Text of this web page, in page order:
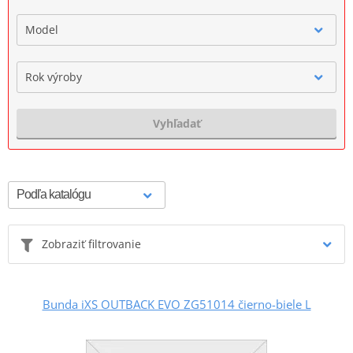
Model
Rok výroby
Vyhľadať
Zobraziť filtrovanie
Bunda iXS OUTBACK EVO ZG51014 čierno-biele L